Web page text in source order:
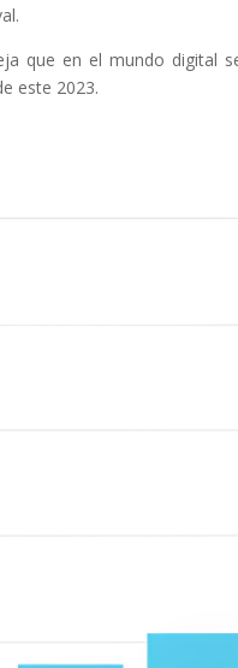
que en el mundo digital
este 2023.